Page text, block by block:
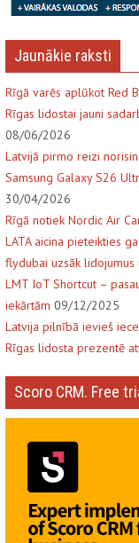
Jaunākie raksti
Rīgā varēs aplūkot Red
Rīgas lidostai jauni
08/06/2026
Latvijā pirmo reizi
Samsung Galaxy S26
30/04/2026
Rīgā notiek Nordic Air
LATA aicina pieteikties
flydubai uzsāk lidojumus
LMT IoT Shortcut –
iekārtām 09/12/2025
Latvija pilnībā ievieš
Rīgas lidosta prezentē
Scoro CRM. Free